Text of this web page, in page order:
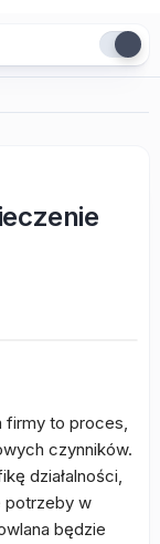
firmy to proces,
czynników.
działalności,
potrzeby w
będzie